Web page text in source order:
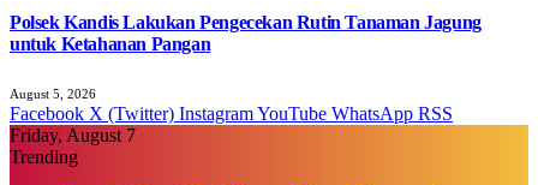
Polsek Kandis Lakukan Pengecekan Rutin Tanaman Jagung
untuk Ketahanan Pangan
August 5, 2026
Facebook X (Twitter) InstagramYouTube WhatsApp RSS
Friday, August 7
Trending